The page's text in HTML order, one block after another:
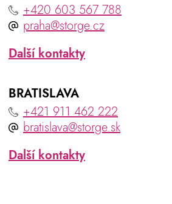
+420 603 567 788
praha@storge.cz
Další kontakty
BRATISLAVA
+421 911 462 222
bratislava@storge.sk
Další kontakty